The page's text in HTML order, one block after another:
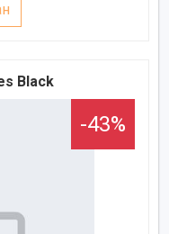
Black
-43%